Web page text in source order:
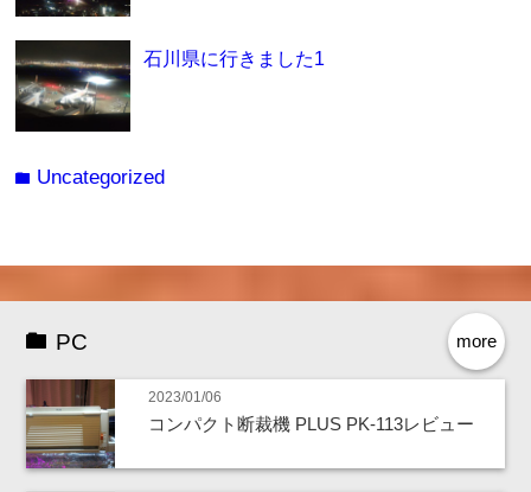
石川県に行きました1
folder Uncategorized
more
PC
2023/01/06
コンパクト断裁機 PLUS PK-113レビュー